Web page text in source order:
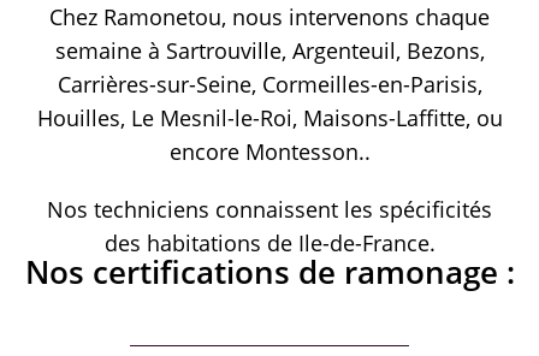
Chez Ramonetou, nous intervenons chaque
semaine à Sartrouville, Argenteuil, Bezons,
Carrières-sur-Seine, Cormeilles-en-Parisis,
Houilles, Le Mesnil-le-Roi, Maisons-Laffitte, ou
encore Montesson..
Nos techniciens connaissent les spécificités
des habitations de Ile-de-France.
Nos certifications de ramonage :